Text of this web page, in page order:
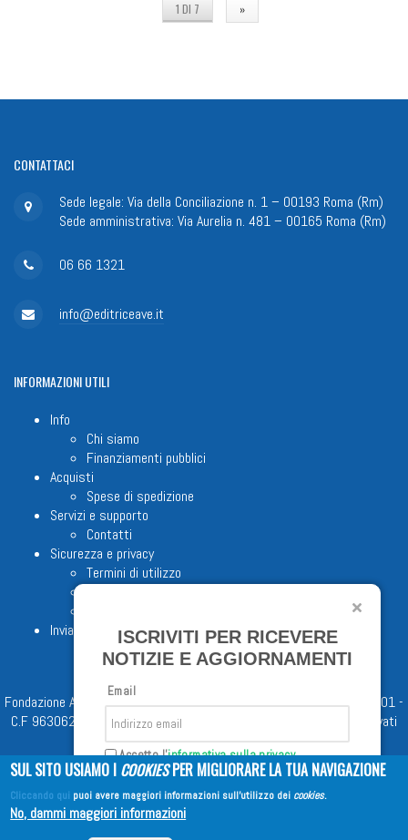
1 DI 7 »
CONTATTACI
Sede legale: Via della Conciliazione n. 1 – 00193 Roma (Rm)
Sede amministrativa: Via Aurelia n. 481 – 00165 Roma (Rm)
06 66 1321
info@editriceave.it
INFORMAZIONIUTILI
Info
Chi siamo
Finanziamenti pubblici
Acquisti
Spese di spedizione
Servizi e supporto
Contatti
Sicurezza e privacy
Termini di utilizzo
Invia proposta editoriale
Fondazione Apostolicam Actuositatem ETS © 2023 - P.I. 05398481001 -
C.F 96306220581 - REA 888781 del 23/02/98 - Tutti i diritti riservati
Copyright © 2026EDITRICE AVE
ISCRIVITI PER RICEVERE
NOTIZIE E AGGIORNAMENTI
Email
Accetto l'informativa sulla privacy
Iscriviti
SUL SITO USIAMO I COOKIESPER MIGLIORARE LA TUA NAVIGAZIONE
Cliccando qui puoi avere maggiori informazioni sull'utilizzo dei cookies.
No, dammi maggiori informazioni